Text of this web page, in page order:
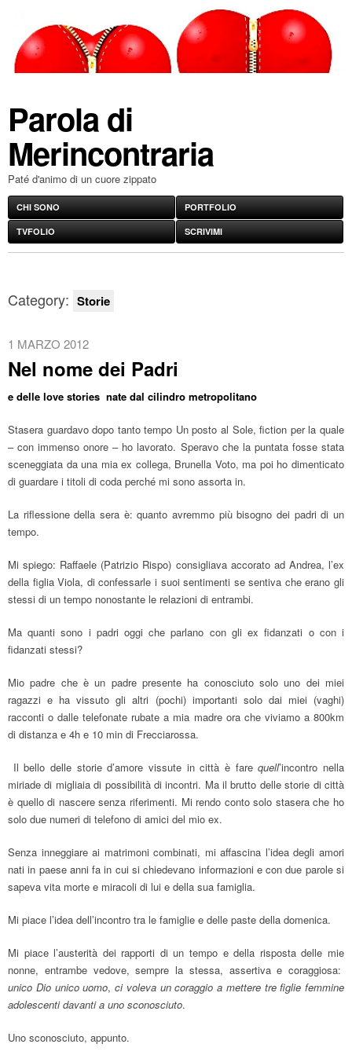
Parola di
Merincontraria
Paté d'animo di un cuore zippato
CHI SONO PORTFOLIO
TVFOLIO SCRIVIMI
Category: Storie
1 MARZO 2012
Nel nome dei Padri
e delle love stories nate dal cilindro metropolitano
Stasera guardavo dopo tanto tempo Un posto al Sole, fiction per la quale
– con immenso onore – ho lavorato. Speravo che la puntata fosse stata
sceneggiata da una mia ex collega, Brunella Voto, ma poi ho dimenticato
di guardare i titoli di coda perché mi sono assorta in.
La riflessione della sera è: quanto avremmo più bisogno dei padri di un
tempo.
Mi spiego: Raffaele (Patrizio Rispo) consigliava accorato ad Andrea, l’ex
della figlia Viola, di confessarle i suoi sentimenti se sentiva che erano gli
stessi di un tempo nonostante le relazioni di entrambi.
Ma quanti sono i padri oggi che parlano con gli ex fidanzati o con i
fidanzati stessi?
Mio padre che è un padre presente ha conosciuto solo uno dei miei
ragazzi e ha vissuto gli altri (pochi) importanti solo dai miei (vaghi)
racconti o dalle telefonate rubate a mia madre ora che viviamo a 800km
di distanza e 4h e 10 min di Frecciarossa.
Il bello delle storie d’amore vissute in città è farequell’incontro nella
miriade di migliaia di possibilità di incontri. Ma il brutto delle storie di città
è quello di nascere senza riferimenti. Mi rendo conto solo stasera che ho
solo due numeri di telefono di amici del mio ex.
Senza inneggiare ai matrimoni combinati, mi affascina l’idea degli amori
nati in paese anni fa in cui si chiedevano informazioni e con due parole si
sapeva vita morte e miracoli di lui e della sua famiglia.
Mi piace l’idea dell’incontro tra le famiglie e delle paste della domenica.
Mi piace l’austerità dei rapporti di un tempo e della risposta delle mie
nonne, entrambe vedove, sempre la stessa, assertiva e coraggiosa:
unico Dio unico uomo, ci voleva un coraggio a mettere tre figlie femmine
adolescenti davanti a uno sconosciuto.
Uno sconosciuto, appunto.